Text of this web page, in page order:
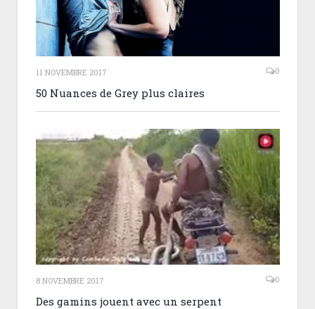
11 NOVEMBRE 2017 0
50 Nuances de Grey plus claires
8 NOVEMBRE 2017 0
Des gamins jouent avec un serpent